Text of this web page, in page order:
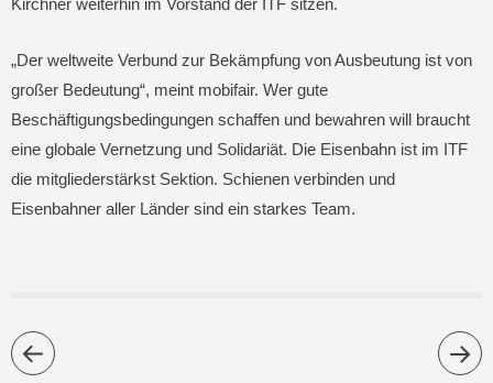
Kirchner weiterhin im Vorstand der ITF sitzen.
„Der weltweite Verbund zur Bekämpfung von Ausbeutung ist von
großer Bedeutung“, meint mobifair. Wer gute
Beschäftigungsbedingungen schaffen und bewahren will braucht
eine globale Vernetzung und Solidariät. Die Eisenbahn ist im ITF
die mitgliederstärkst Sektion. Schienen verbinden und
Eisenbahner aller Länder sind ein starkes Team.